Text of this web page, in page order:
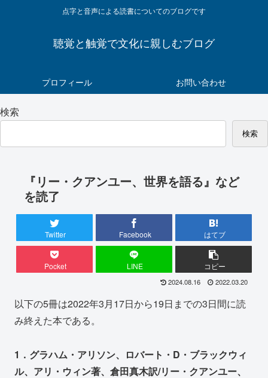
点字と音声による読書についてのブログです
聴覚と触覚で文化に親しむブログ
プロフィール お問い合わせ
検索
検索
『リー・クアンユー、世界を語る』など
を読了
Twitter Facebook はてブ
Pocket LINE コピー
2024.08.16 2022.03.20
以下の5冊は2022年3月17日から19日までの3日間に読
み終えた本である。
1．グラハム・アリソン、ロバート・D・ブラックウィ
ル、アリ・ウィン著、倉田真木訳/リー・クアンユー、